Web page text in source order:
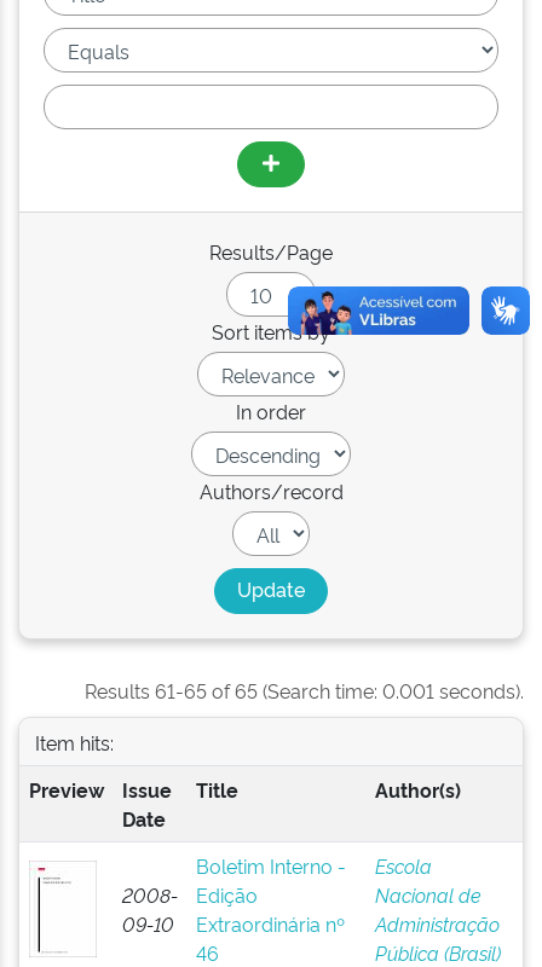
Results/Page
Sort items by
In order
Authors/record
Results 61-65 of 65 (Search time: 0.001 seconds).
Item hits:
Preview
Issue
Date
Title Author(s)
2008-
09-10
Boletim Interno -
Edição
Extraordinária nº
46
Escola
Nacional de
Administração
Pública (Brasil)